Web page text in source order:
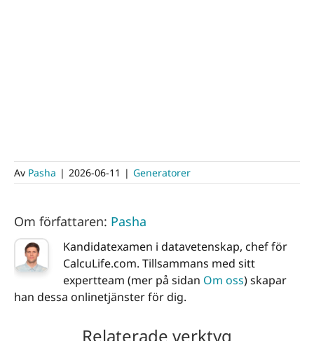
Av Pasha | 2026-06-11 | Generatorer
Om författaren: Pasha
Kandidatexamen i datavetenskap, chef för
CalcuLife.com. Tillsammans med sitt
expertteam (mer på sidan Om oss) skapar
han dessa onlinetjänster för dig.
Relaterade verktyg